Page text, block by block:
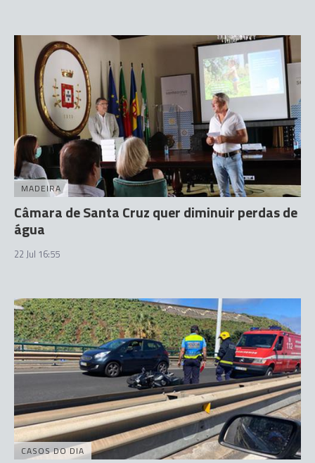
MADEIRA
Câmara de Santa Cruz quer diminuir perdas de
água
22 Jul 16:55
CASOS DO DIA